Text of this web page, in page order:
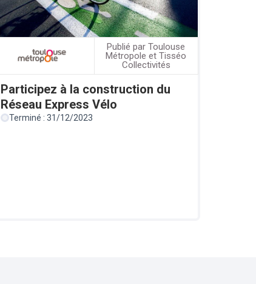
Publié par Toulouse
Métropole et Tisséo
Collectivités
Participez à la construction du
Réseau Express Vélo
Terminé : 31/12/2023